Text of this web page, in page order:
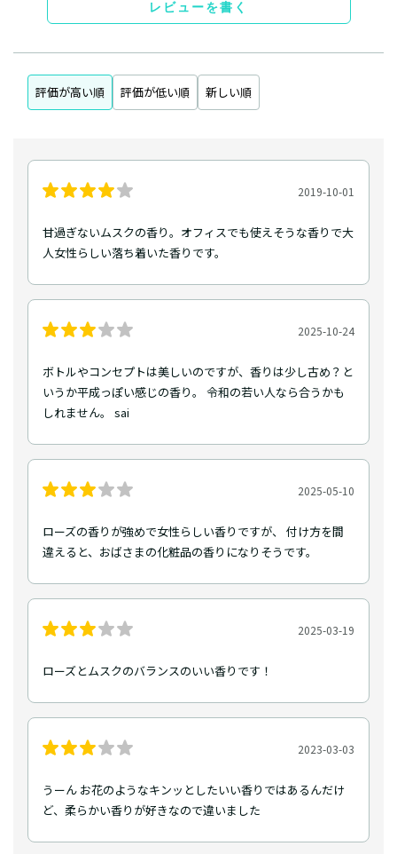
レビューを書く
評価が高い順 評価が低い順 新しい順
2019-10-01
甘過ぎないムスクの香り。オフィスでも使えそうな香りで大
人女性らしい落ち着いた香りです。
2025-10-24
ボトルやコンセプトは美しいのですが、香りは少し古め？と
いうか平成っぽい感じの香り。 令和の若い人なら合うかも
しれません。 sai
2025-05-10
ローズの香りが強めで女性らしい香りですが、 付け方を間
違えると、おばさまの化粧品の香りになりそうです。
2025-03-19
ローズとムスクのバランスのいい香りです！
2023-03-03
うーん お花のようなキンッとしたいい香りではあるんだけ
ど、柔らかい香りが好きなので違いました